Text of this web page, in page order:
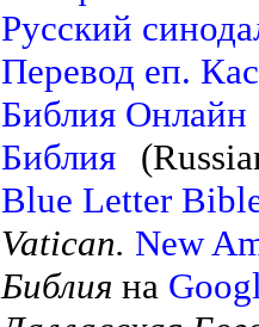
Русский
Перевод еп.
Библия Онлайн
Библия
Blue Letter
Vatican. New
Библия на